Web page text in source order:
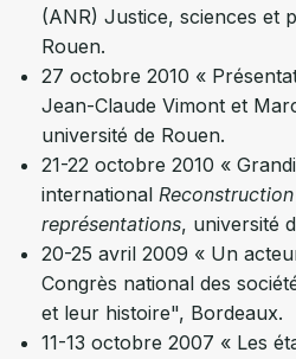
(ANR) Justice, sciences et
Rouen.
27 octobre 2010 «
Jean-Claude Vimont et
université de Rouen.
21-22 octobre 2010 «
international
représentations, université
20-25 avril 2009 « Un
Congrès national des
et leur histoire", Bordeaux.
11-13 octobre 2007 « Les